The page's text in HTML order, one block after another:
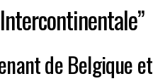
de Belgique